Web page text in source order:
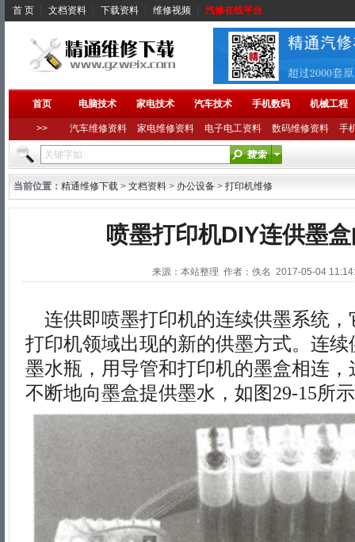
首 页 ┆ 文档资料 ┆ 下载资料 ┆ 维修视频 ┆ 汽修在线平台
首页 电脑技术 家电技术 汽车技术 手机数码 机械工程
>> 汽车维修资料 家电维修资料 电子电工资料 数码维修资料 手
当前位置： 精通维修下载 > 文档资料 > 办公设备 > 打印机维修
喷墨打印机DIY连供墨
来源：本站整理 作者：佚名 2017-05-04
连供即喷墨打印机的连续供墨系统，
打印机领域出现的新的供墨方式。连
墨水瓶，用导管和打印机的墨盒相连
不断地向墨盒提供墨水，如图29-15所